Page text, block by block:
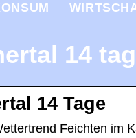
14
14 Tage
Feichten im